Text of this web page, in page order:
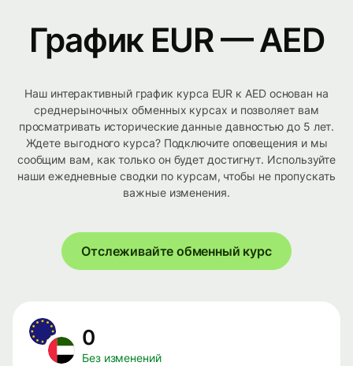
График EUR — AED
Наш интерактивный график курса EUR к AED основан на
среднерыночных обменных курсах и позволяет вам
просматривать исторические данные давностью до 5 лет.
Ждете выгодного курса? Подключите оповещения и мы
сообщим вам, как только он будет достигнут. Используйте
наши ежедневные сводки по курсам, чтобы не пропускать
важные изменения.
Отслеживайте обменный курс
0
Без изменений